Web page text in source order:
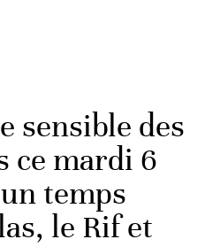
sensible des
ce mardi 6
temps
le Rif et